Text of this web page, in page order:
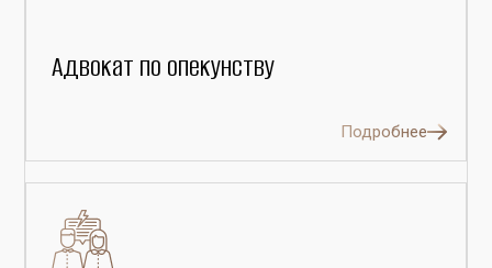
Адвокат по опекунству
Подробнее